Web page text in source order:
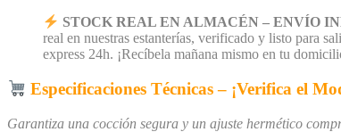
STOCK REAL EN ALMACÉN – ENVÍO
real en nuestras estanterías, verificado y listo para
express 24h. ¡Recíbela mañana mismo en tu
Especificaciones Técnicas – ¡Verifica el
Garantiza una cocción segura y un ajuste hermético